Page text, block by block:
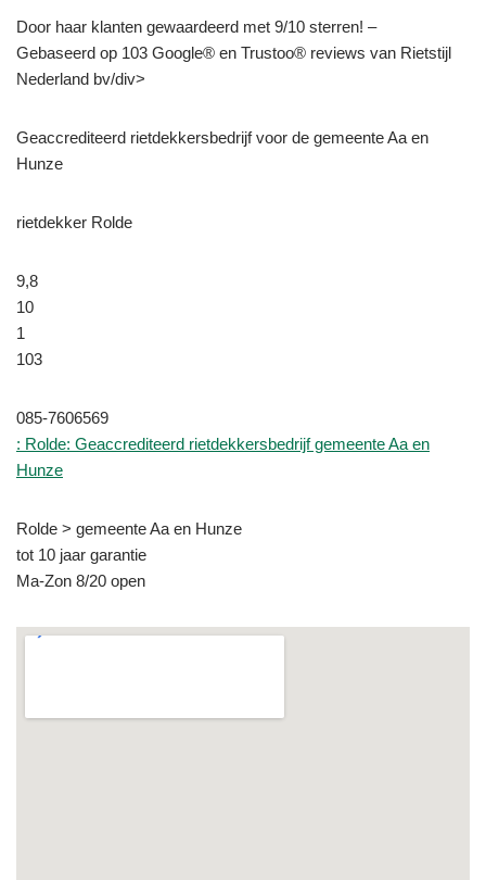
Door haar klanten gewaardeerd met 9/10 sterren! –
Gebaseerd op 103 Google® en Trustoo® reviews van Rietstijl
Nederland bv/div>
Geaccrediteerd rietdekkersbedrijf voor de gemeente Aa en
Hunze
rietdekker Rolde
9,8
10
1
103
085-7606569
: Rolde: Geaccrediteerd rietdekkersbedrijf gemeente Aa en
Hunze
Rolde > gemeente Aa en Hunze
tot 10 jaar garantie
Ma-Zon 8/20 open